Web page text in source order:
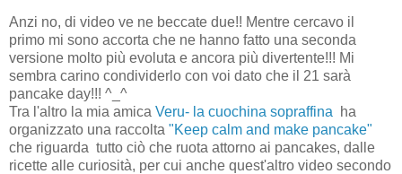
Anzi no, di video ve ne beccate due!! Mentre cercavo il
primo mi sono accorta che ne hanno fatto una seconda
versione molto più evoluta e ancora più divertente!!! Mi
sembra carino condividerlo con voi dato che il 21 sarà
pancake day!!! ^_^
Tra l'altro la mia amica Veru- la cuochina sopraffina ha
organizzato una raccolta "Keep calm and make pancake"
che riguarda tutto ciò che ruota attorno ai pancakes, dalle
ricette alle curiosità, per cui anche quest'altro video secondo